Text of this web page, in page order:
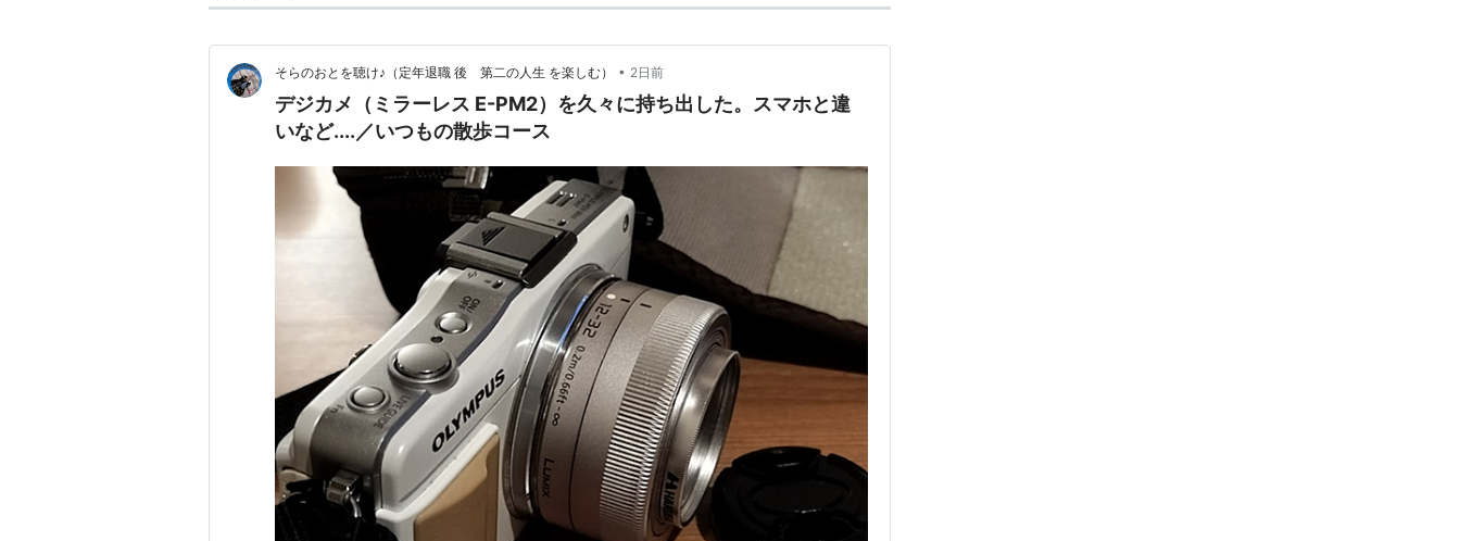
そらのおとを聴け♪（定年退職 後 第二の人生 を楽しむ） • 2日前
デジカメ（ミラーレス E-PM2）を久々に持ち出した。スマホと違
いなど....／いつもの散歩コース